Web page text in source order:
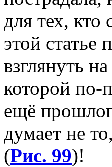
для тех, кто
этой статье
взглянуть
которой по-
ещё
думает не
(Рис. 99)!